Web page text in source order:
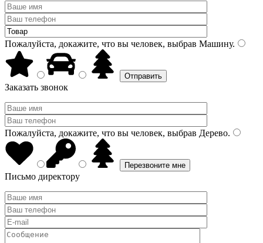
Пожалуйста, докажите, что вы человек, выбрав Машину.
Заказать звонок
Пожалуйста, докажите, что вы человек, выбрав Дерево.
Письмо директору